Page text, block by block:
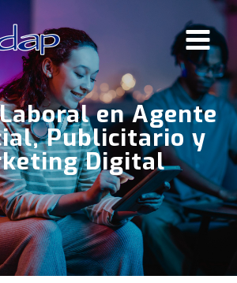
en Agente
Publicitario y
Digital